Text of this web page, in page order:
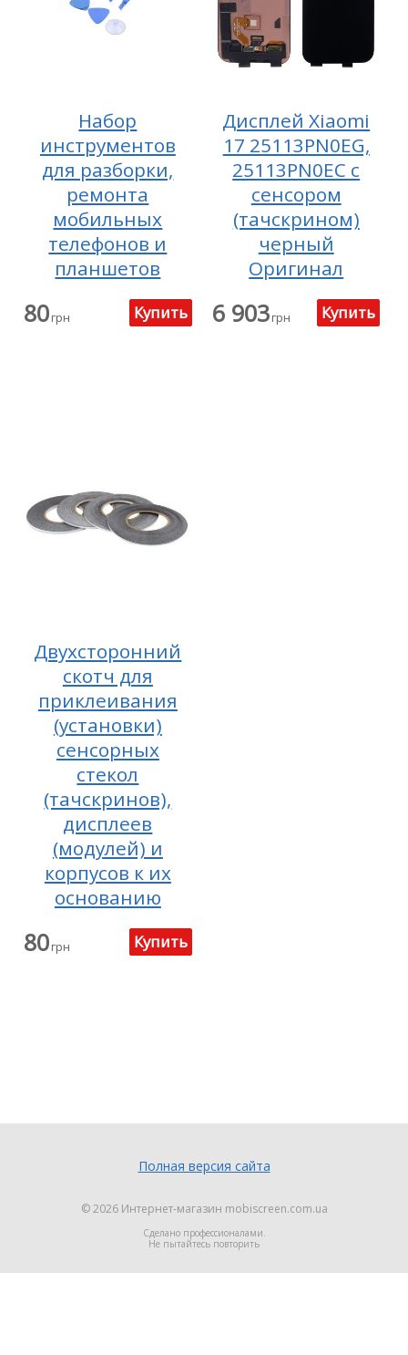
Набор
инструментов
для разборки,
ремонта
мобильных
телефонов и
планшетов
80грн
Дисплей Xiaomi
17 25113PN0EG,
25113PN0EC с
сенсором
(тачскрином)
черный
Оригинал
6 903грн
Двухсторонний
скотч для
приклеивания
(установки)
сенсорных
стекол
(тачскринов),
дисплеев
(модулей) и
корпусов к их
основанию
80грн
Полная версия сайта
© 2026 Интернет-магазин mobiscreen.com.ua
Сделано профессионалами.
Не пытайтесь повторить